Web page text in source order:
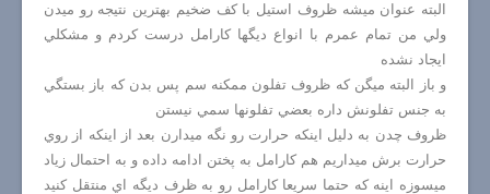
البته عنوان ميشه ظروف استيل با كف ضخيم بهترين نتيجه رو ميدن
ولي من تمام عمرم با انواع ديگها كارامل درست كردم و مشكلي
ايجاد نشده
و باز البته ميگن كه ظروف تفلون ممكنه سم پس بدن كه باز بستگي
به جنس تفلونش داره بعضي تفلونها سمي نيستن
ظروف چدن به دليل اينكه حرارت رو نگه ميدارن بعد از اينكه از روي
حرارت برش ميداريم هم كارامل به پختن ادامه داده و به احتمال زياد
ميسوزه اينه كه حتما سريعا كارامل رو به ظرف ديگه اي منتقل كنيد